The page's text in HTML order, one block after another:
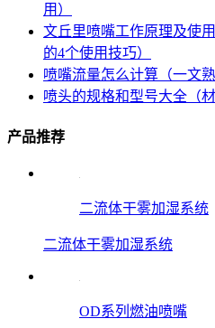
用）
文丘里喷嘴工作原理及使
的4个使用技巧）
喷嘴流量怎么计算（一文
喷头的规格和型号大全（
产品推荐
二流体干雾加湿系统
二流体干雾加湿系统
OD系列燃油喷嘴